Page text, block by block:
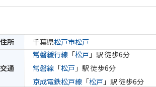
住所 千葉県松戸市松戸
交通
常磐緩行線 「松戸 」駅 徒歩6分
常磐線 「松戸 」駅 徒歩6分
京成電鉄松戸線 「松戸 」駅 徒歩6分